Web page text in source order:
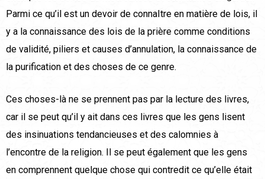
Parmi ce qu’il est un devoir de connaItre en matière de lois, il
y a la connaissance des lois de la prière comme conditions
de validité, piliers et causes d’annulation, la connaissance de
la purification et des choses de ce genre.
Ces choses-là ne se prennent pas par la lecture des livres,
car il se peut qu’il y ait dans ces livres que les gens lisent
des insinuations tendancieuses et des calomnies à
l’encontre de la religion. Il se peut également que les gens
en comprennent quelque chose qui contredit ce qu’elle était